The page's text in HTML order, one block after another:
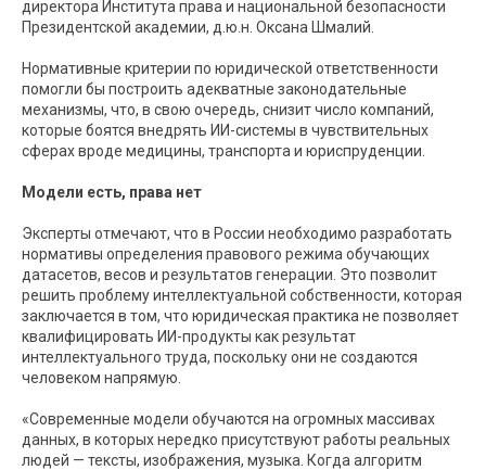
директора Института права и национальной безопасности
Президентской академии, д.ю.н. Оксана Шмалий.
Нормативные критерии по юридической ответственности
помогли бы построить адекватные законодательные
механизмы, что, в свою очередь, снизит число компаний,
которые боятся внедрять ИИ-системы в чувствительных
сферах вроде медицины, транспорта и юриспруденции.
Модели есть, права нет
Эксперты отмечают, что в России необходимо разработать
нормативы определения правового режима обучающих
датасетов, весов и результатов генерации. Это позволит
решить проблему интеллектуальной собственности, которая
заключается в том, что юридическая практика не позволяет
квалифицировать ИИ-продукты как результат
интеллектуального труда, поскольку они не создаются
человеком напрямую.
«Современные модели обучаются на огромных массивах
данных, в которых нередко присутствуют работы реальных
людей — тексты, изображения, музыка. Когда алгоритм